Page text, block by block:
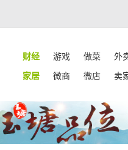
财经 游戏 做菜 外
家居 微商 微店 卖